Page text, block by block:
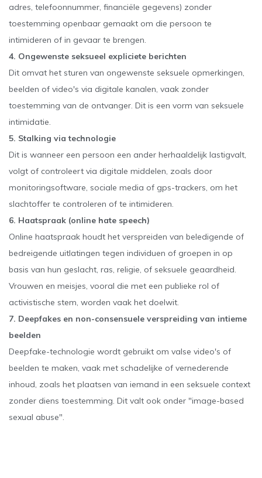
adres, telefoonnummer, financiële gegevens) zonder
toestemming openbaar gemaakt om die persoon te
intimideren of in gevaar te brengen.
4. Ongewenste seksueel expliciete berichten
Dit omvat het sturen van ongewenste seksuele opmerkingen,
beelden of video's via digitale kanalen, vaak zonder
toestemming van de ontvanger. Dit is een vorm van seksuele
intimidatie.
5. Stalking via technologie
Dit is wanneer een persoon een ander herhaaldelijk lastigvalt,
volgt of controleert via digitale middelen, zoals door
monitoringsoftware, sociale media of gps-trackers, om het
slachtoffer te controleren of te intimideren.
6. Haatspraak (online hate speech)
Online haatspraak houdt het verspreiden van beledigende of
bedreigende uitlatingen tegen individuen of groepen in op
basis van hun geslacht, ras, religie, of seksuele geaardheid.
Vrouwen en meisjes, vooral die met een publieke rol of
activistische stem, worden vaak het doelwit.
7. Deepfakes en non-consensuele verspreiding van intieme
beelden
Deepfake-technologie wordt gebruikt om valse video's of
beelden te maken, vaak met schadelijke of vernederende
inhoud, zoals het plaatsen van iemand in een seksuele context
zonder diens toestemming. Dit valt ook onder "image-based
sexual abuse".